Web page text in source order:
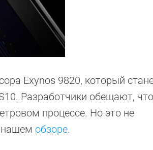
Exynos 9820, который
Разработчики обещают,
процессе. Но это не
нашем обзоре.